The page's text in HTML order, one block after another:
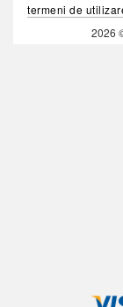
termeni de
2026